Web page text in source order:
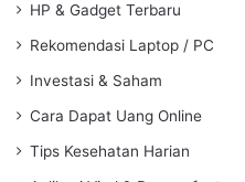
HP & Gadget Terbaru
Rekomendasi Laptop / PC
Investasi & Saham
Cara Dapat Uang Online
Tips Kesehatan Harian